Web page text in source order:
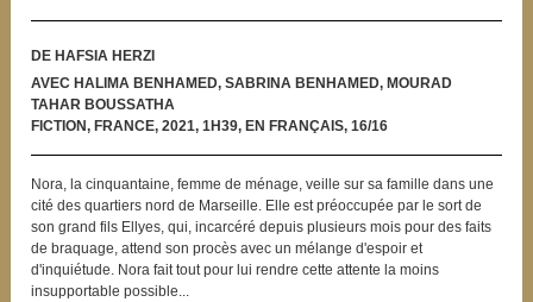
DE HAFSIA HERZI
AVEC HALIMA BENHAMED, SABRINA BENHAMED, MOURAD
TAHAR BOUSSATHA
FICTION, FRANCE, 2021, 1H39, EN FRANÇAIS, 16/16
Nora, la cinquantaine, femme de ménage, veille sur sa famille dans une
cité des quartiers nord de Marseille. Elle est préoccupée par le sort de
son grand fils Ellyes, qui, incarcéré depuis plusieurs mois pour des faits
de braquage, attend son procès avec un mélange d'espoir et
d'inquiétude. Nora fait tout pour lui rendre cette attente la moins
insupportable possible...